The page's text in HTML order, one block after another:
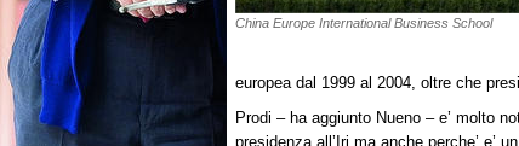
China Europe International Business School
europea dal 1999 al 2004, oltre che
Prodi – ha aggiunto Nueno – e’ molto
presidenza all’Iri ma anche perche’ e’